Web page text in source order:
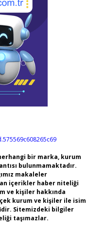
bir marka, kurum
bulunmamaktadır.
makaleler
içerikler haber niteliği
ve kişiler hakkında
kurum ve kişiler ile isim
Sitemizdeki bilgiler
taşımazlar.